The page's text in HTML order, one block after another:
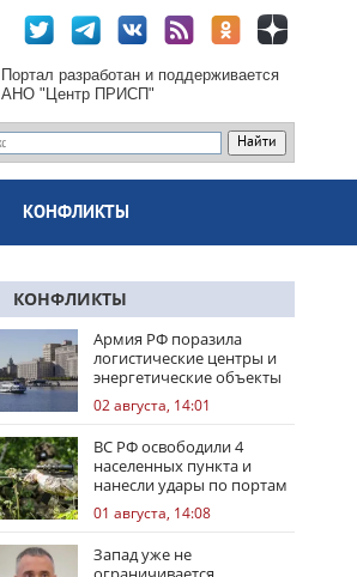
Портал разработан и поддерживается
АНО "Центр ПРИСП"
КОНФЛИКТЫ
КОНФЛИКТЫ
Армия РФ поразила
логистические центры и
энергетические объекты
Украины
02 августа, 14:01
ВС РФ освободили 4
населенных пункта и
нанесли удары по портам
Одессы
01 августа, 14:08
Запад уже не